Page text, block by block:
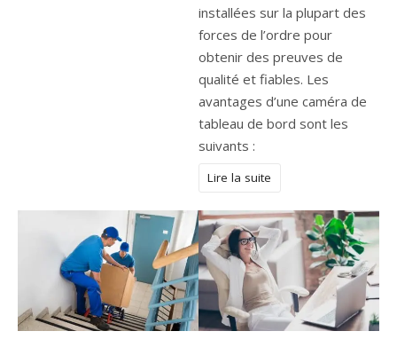
installées sur la plupart des
forces de l’ordre pour
obtenir des preuves de
qualité et fiables. Les
avantages d’une caméra de
tableau de bord sont les
suivants :
Lire la suite